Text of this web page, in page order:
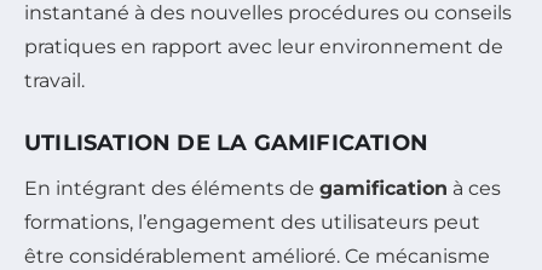
instantané à des nouvelles procédures ou conseils
pratiques en rapport avec leur environnement de
travail.
UTILISATION DE LA GAMIFICATION
En intégrant des éléments de gamification à ces
formations, l’engagement des utilisateurs peut
être considérablement amélioré. Ce mécanisme